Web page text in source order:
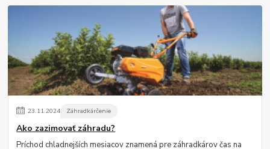
23.11.2024 Záhradkárčenie
Ako zazimovať záhradu?
Príchod chladnejších mesiacov znamená pre záhradkárov čas na